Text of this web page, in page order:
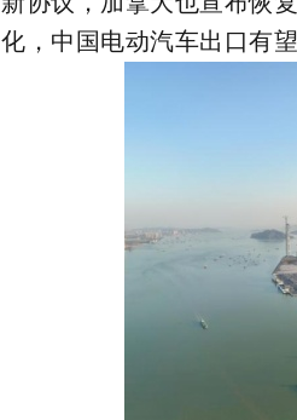
化，中国电动汽车出口有